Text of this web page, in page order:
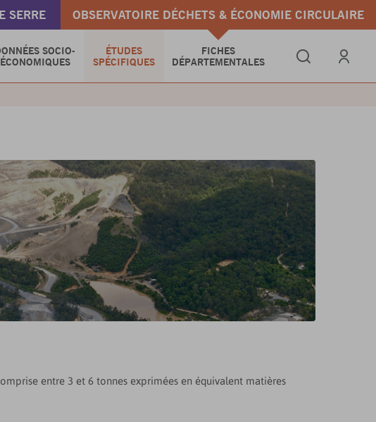
SERRE OBSERVATOIRE DÉCHETS & ÉCONOMIE CIRCULAIRE
SOCIO-
ÉCONOMIQUES
ÉTUDES
SPÉCIFIQUES
FICHES
DÉPARTEMENTALES
entre 3 et 6 tonnes exprimées en équivalent matières